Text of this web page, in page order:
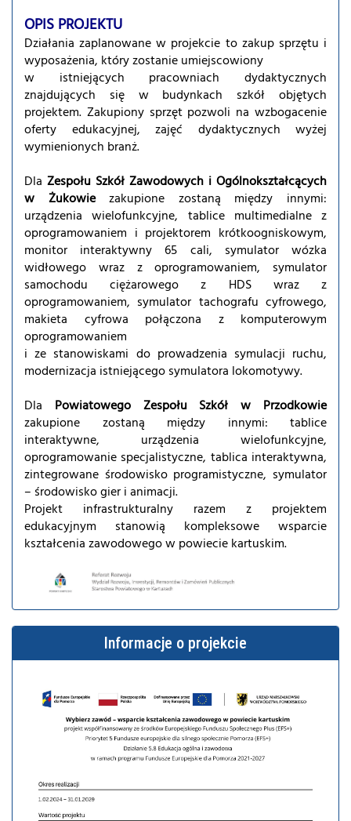
OPIS PROJEKTU
Działania zaplanowane w projekcie to zakup sprzętu i
wyposażenia, który zostanie umiejscowiony
w istniejących pracowniach dydaktycznych
znajdujących się w budynkach szkół objętych
projektem. Zakupiony sprzęt pozwoli na wzbogacenie
oferty edukacyjnej, zajęć dydaktycznych wyżej
wymienionych branż.
Dla Zespołu Szkół Zawodowych i Ogólnokształcących
w Żukowiezakupione zostaną między innymi:
urządzenia wielofunkcyjne, tablice multimedialne z
oprogramowaniem i projektorem krótkoogniskowym,
monitor interaktywny 65 cali, symulator wózka
widłowego wraz z oprogramowaniem, symulator
samochodu ciężarowego z HDS wraz z
oprogramowaniem, symulator tachografu cyfrowego,
makieta cyfrowa połączona z komputerowym
oprogramowaniem
i ze stanowiskami do prowadzenia symulacji ruchu,
modernizacja istniejącego symulatora lokomotywy.
Dla Powiatowego Zespołu Szkół w Przodkowie
zakupione zostaną między innymi: tablice
interaktywne, urządzenia wielofunkcyjne,
oprogramowanie specjalistyczne, tablica interaktywna,
zintegrowane środowisko programistyczne, symulator
– środowisko gier i animacji.
Projekt infrastrukturalny razem z projektem
edukacyjnym stanowią kompleksowe wsparcie
kształcenia zawodowego w powiecie kartuskim.
Informacje o projekcie